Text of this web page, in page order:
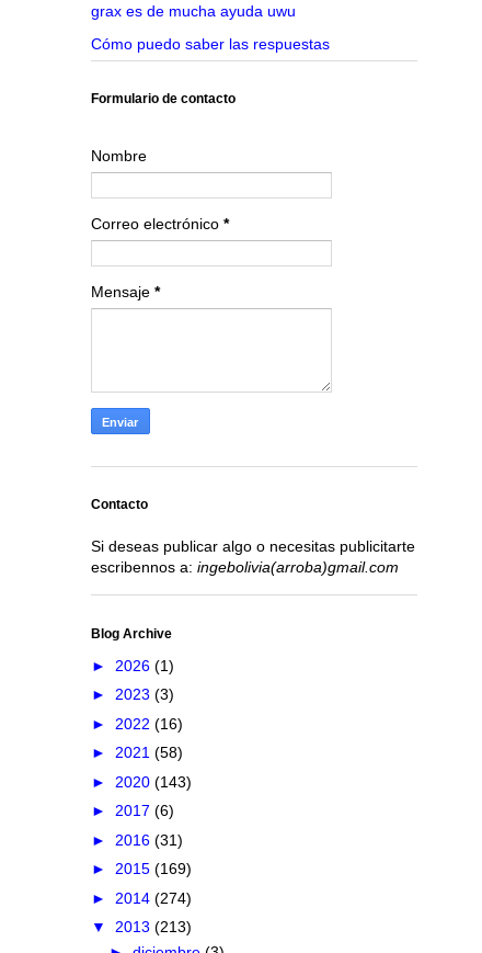
grax es de mucha ayuda uwu
Cómo puedo saber las respuestas
Formulario de contacto
Nombre
Correo electrónico *
Mensaje *
Contacto
Si deseas publicar algo o necesitas publicitarte
escribennos a: ingebolivia(arroba)gmail.com
Blog Archive
► 2026 (1)
► 2023 (3)
► 2022 (16)
► 2021 (58)
► 2020 (143)
► 2017 (6)
► 2016 (31)
► 2015 (169)
► 2014 (274)
▼ 2013 (213)